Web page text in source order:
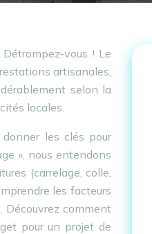
vous ! Le
artisanales,
selon la
locales.
les clés pour
», nous entendons
(carrelage, colle,
les facteurs
Découvrez comment
pour un projet de